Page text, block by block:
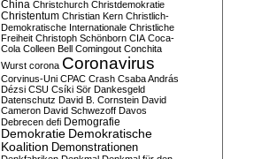
China Christchurch Christdemokratie
Christentum Christian Kern Christlich-
Demokratische Internationale Christliche
Freiheit Christoph Schönborn CIA Coca-
Cola Colleen Bell Comingout Conchita
Wurst corona Coronavirus
Corvinus-Uni CPAC Crash Csaba András
Dézsi CSU Csíki Sör Dankesgeld
Datenschutz David B. Cornstein David
Cameron David Schwezoff Davos
Debrecen defi Demografie
Demokratie Demokratische
Koalition Demonstrationen